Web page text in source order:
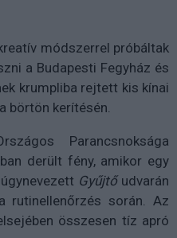
módszerrel próbáltak
a Budapesti Fegyház és
krumpliba rejtett kis kínai
börtön kerítésén.
Parancsnoksága
derült fény, amikor egy
Gyűjtőudvarán
rutinellenőrzés során. Az
összesen tíz apró